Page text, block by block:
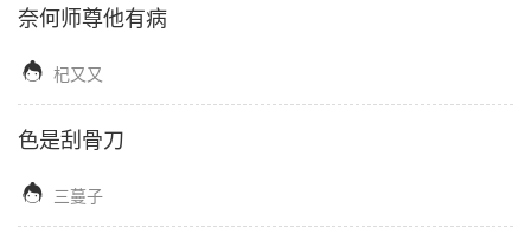
奈何师尊他有病
 杞又又
色是刮骨刀
 三蔓子